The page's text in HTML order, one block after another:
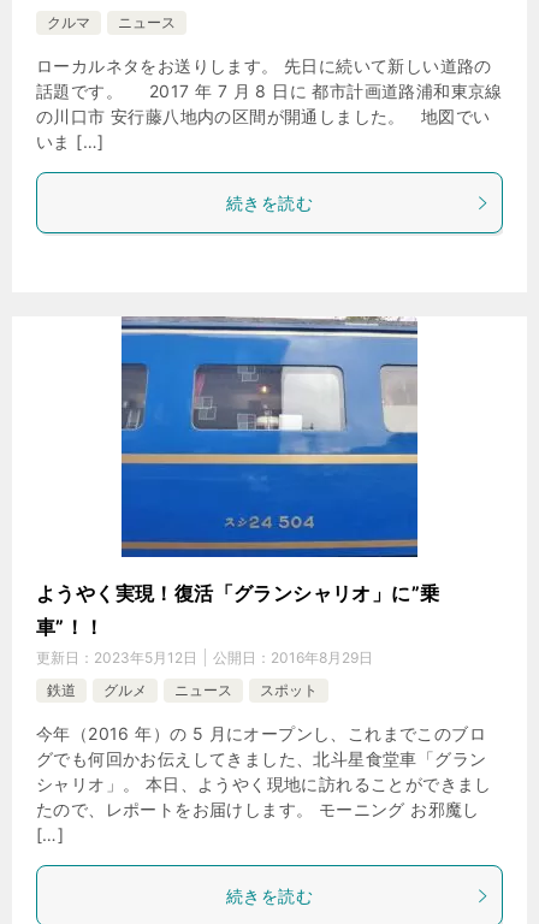
クルマ
ニュース
ローカルネタをお送りします。 先日に続いて新しい道路の
話題です。 2017 年 7 月 8 日に 都市計画道路浦和東京線
の川口市 安行藤八地内の区間が開通しました。 地図でい
いま […]
続きを読む
ようやく実現！復活「グランシャリオ」に”乗
車”！！
更新日： 2023年5月12日 公開日： 2016年8月29日
鉄道
グルメ ニュース スポット
今年（2016 年）の 5 月にオープンし、これまでこのブロ
グでも何回かお伝えしてきました、北斗星食堂車「グラン
シャリオ」。 本日、ようやく現地に訪れることができまし
たので、レポートをお届けします。 モーニング お邪魔し
[…]
続きを読む